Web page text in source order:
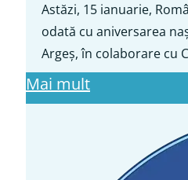
Astăzi, 15 ianuarie,
odată cu aniversarea
Argeș, în colaborare cu
Mai mult